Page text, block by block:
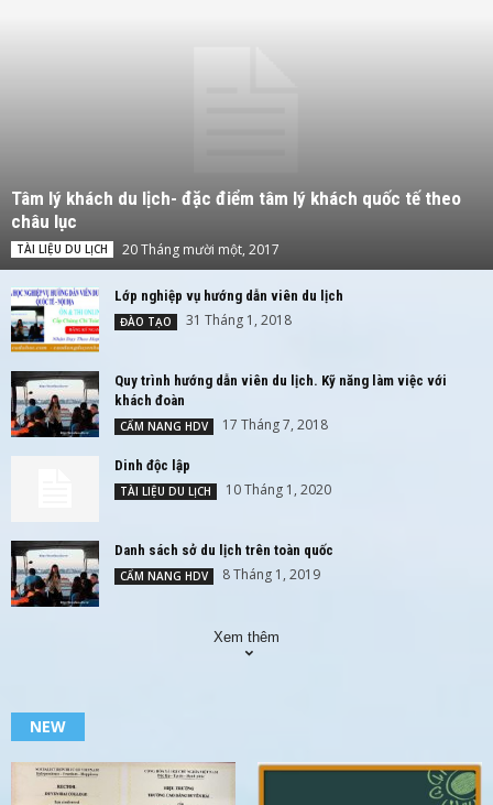
Tâm lý khách du lịch- đặc điểm tâm lý khách quốc tế theo
châu lục
TÀI LIỆU DU LỊCH 20 Tháng mười một, 2017
Lớp nghiệp vụ hướng dẫn viên du lịch
ĐÀO TẠO 31 Tháng 1, 2018
Quy trình hướng dẫn viên du lịch. Kỹ năng làm việc với
khách đoàn
CẨM NANG HDV 17 Tháng 7, 2018
Dinh độc lập
TÀI LIỆU DU LỊCH 10 Tháng 1, 2020
Danh sách sở du lịch trên toàn quốc
CẨM NANG HDV 8 Tháng 1, 2019
Xem thêm
NEW